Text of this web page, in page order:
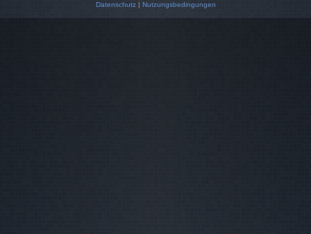
Datenschutz| Nutzungsbedingungen